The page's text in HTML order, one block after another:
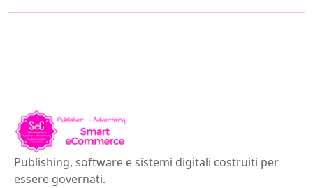
Publishing, software e sistemi digitali costruiti per
essere governati.